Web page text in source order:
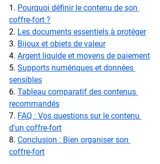
1. Pourquoi définir le contenu de son
coffre-fort ?
2. Les documents essentiels à protéger
3. Bijoux et objets de valeur
4. Argent liquide et moyens de paiement
5. Supports numériques et données
sensibles
6. Tableau comparatif des contenus
recommandés
7. FAQ : Vos questions sur le contenu
d'un coffre-fort
8. Conclusion : Bien organiser son
coffre-fort